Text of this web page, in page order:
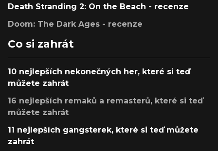
Death Stranding 2: On the Beach - recenze
Doom: The Dark Ages - recenze
Co si zahrát
10 nejlepších nekonečných her, které si teď
můžete zahrát
16 nejlepších remaků a remasterů, které si teď
můžete zahrát
11 nejlepších gangsterek, které si teď můžete
zahrát